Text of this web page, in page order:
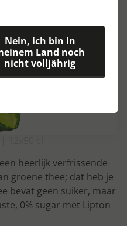
heerlijk verfrissende
groene thee; dat heb je
bevat geen suiker, maar
0% sugar met Lipton
Nein, ich bin in
Land noch
nicht volljährig